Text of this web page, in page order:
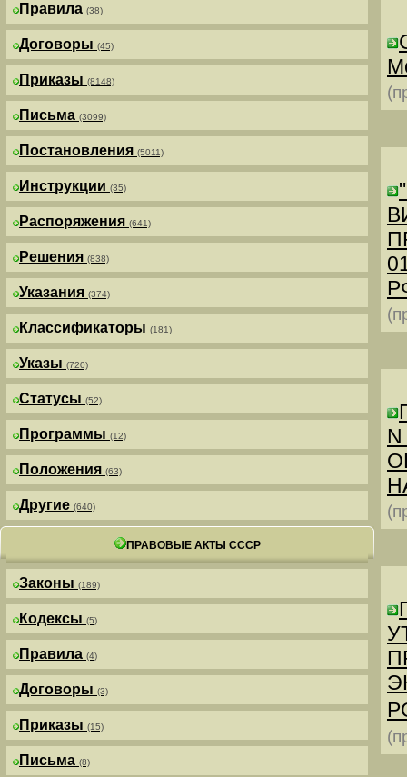
Правила (38)
Договоры (45)
Приказы (8148)
Письма (3099)
Постановления (5011)
Инструкции (35)
Распоряжения (641)
Решения (838)
Указания (374)
Классификаторы (181)
Указы (720)
Статусы (52)
Программы (12)
Положения (63)
Другие (640)
ПРАВОВЫЕ АКТЫ СССР
Законы (189)
Кодексы (5)
Правила (4)
Договоры (3)
Приказы (15)
Письма (8)